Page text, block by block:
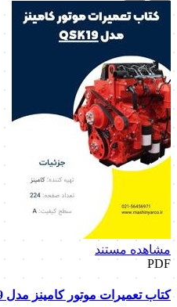
مشاهده مستند
PDF
کتاب تعمیرات موتور کامینز مدل QSK19